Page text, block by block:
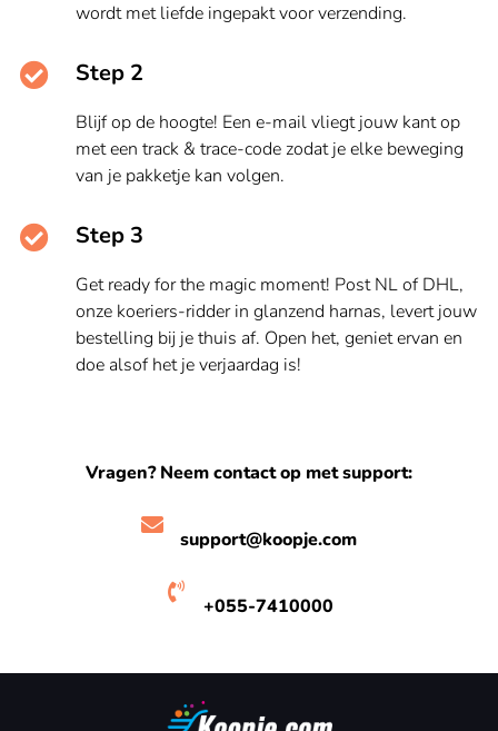
wordt met liefde ingepakt voor verzending.
Step 2
Blijf op de hoogte! Een e-mail vliegt jouw kant op
met een track & trace-code zodat je elke beweging
van je pakketje kan volgen.
Step 3
Get ready for the magic moment! Post NL of DHL,
onze koeriers-ridder in glanzend harnas, levert jouw
bestelling bij je thuis af. Open het, geniet ervan en
doe alsof het je verjaardag is!
Vragen? Neem contact op met support:
support@koopje.com
+055-7410000